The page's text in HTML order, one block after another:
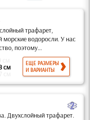
трафарет,
водоросли. У нас
поэтому...
см
ЕЩЕ РАЗМЕРЫ
И ВАРИАНТЫ
b
Двухслойный трафарет.